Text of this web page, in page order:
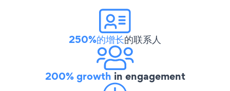
250%的增长的联系人
200% growth in engagement